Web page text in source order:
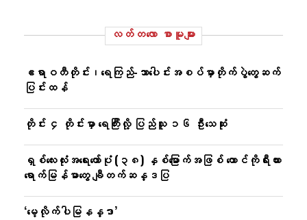
လတ်တ‌လော စာမူများ
ဧရာဝတီတိုင်း၊ရေကြည်-သာ​ပေါင်းအစပ်မှာတိုက်ပွဲတွေဆက်
ပြင်းထန်
တိုင်း ၄ တိုင်းမှာ ရေကြီးလို့ ပြည်သူ ၁၆ ဦးသေဆုံး
ရှစ်လေးလုံးအရေးတော်ပုံ (၃၈) နှစ်မြောက်အဖြစ် တောင်ကိုရီးယား
ရောက်မြန်မာတွေ ချီတက်ဆန္ဒပြ
‘မေ့လိုက်ပါမြနန္ဒာ’